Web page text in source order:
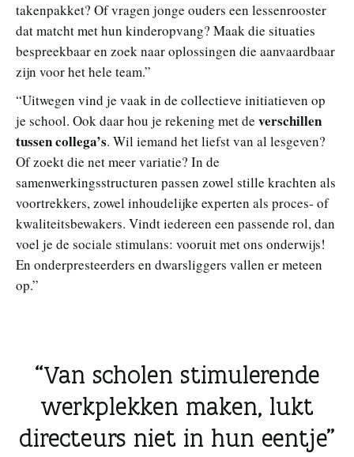
takenpakket? Of vragen jonge ouders een lessenrooster
dat matcht met hun kinderopvang? Maak die situaties
bespreekbaar en zoek naar oplossingen die aanvaardbaar
zijn voor het hele team.”
“Uitwegen vind je vaak in de collectieve initiatieven op
je school. Ook daar hou je rekening met de verschillen
tussen collega’s. Wil iemand het liefst van al lesgeven?
Of zoekt die net meer variatie? In de
samenwerkingsstructuren passen zowel stille krachten als
voortrekkers, zowel inhoudelijke experten als proces- of
kwaliteitsbewakers. Vindt iedereen een passende rol, dan
voel je de sociale stimulans: vooruit met ons onderwijs!
En onderpresteerders en dwarsliggers vallen er meteen
op.”
Van scholen stimulerende
werkplekken maken, lukt
directeurs niet in hun eentje